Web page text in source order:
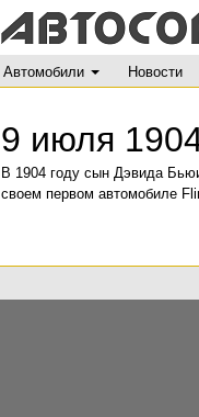
Автомобили Новости
9 июля
В 1904 году сын Дэвида
своем первом автомобиле